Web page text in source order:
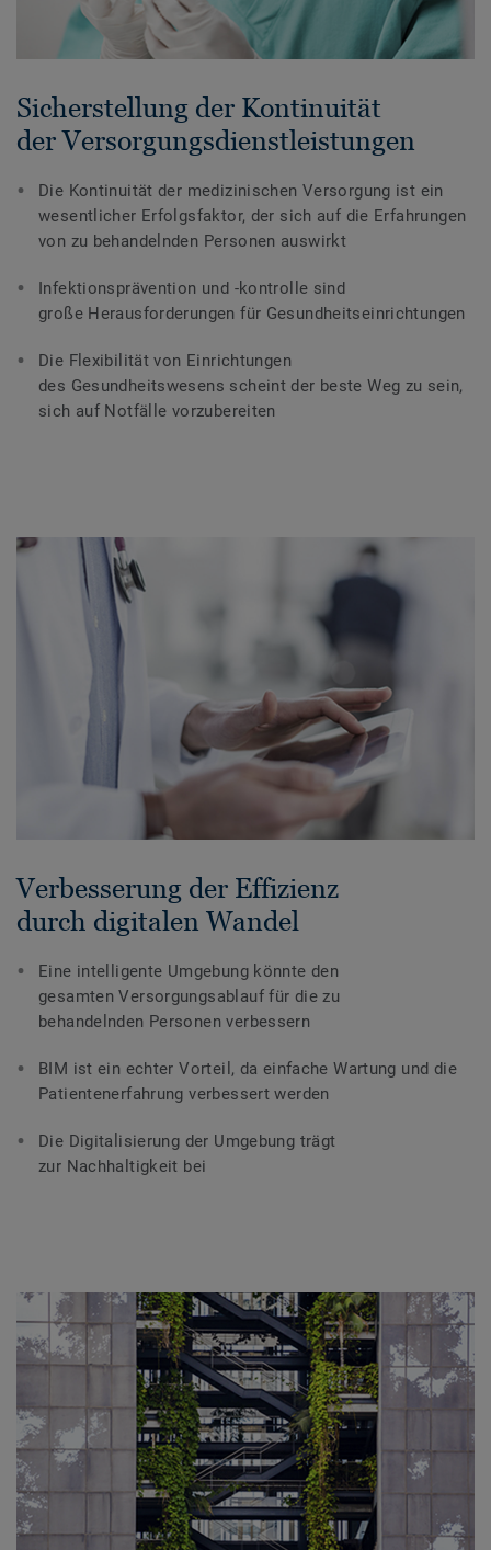
Sicherstellung der Kontinuität
der Versorgungsdienstleistungen
Die Kontinuität der medizinischen Versorgung ist ein
wesentlicher Erfolgsfaktor, der sich auf die Erfahrungen
von zu behandelnden Personen auswirkt
Infektionsprävention und -kontrolle sind
große Herausforderungen für Gesundheitseinrichtungen
Die Flexibilität von Einrichtungen
des Gesundheitswesens scheint der beste Weg zu sein,
sich auf Notfälle vorzubereiten
Verbesserung der Effizienz
durch digitalen Wandel
Eine intelligente Umgebung könnte den
gesamten Versorgungsablauf für die zu
behandelnden Personen verbessern
BIM ist ein echter Vorteil, da einfache Wartung und die
Patientenerfahrung verbessert werden
Die Digitalisierung der Umgebung trägt
zur Nachhaltigkeit bei